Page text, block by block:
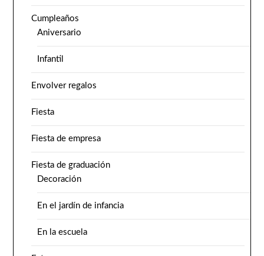
Cumpleaños
Aniversario
Infantil
Envolver regalos
Fiesta
Fiesta de empresa
Fiesta de graduación
Decoración
En el jardín de infancia
En la escuela